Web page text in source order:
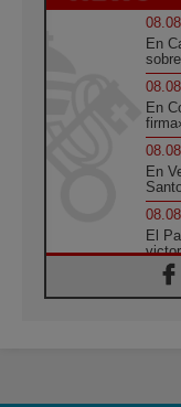
En
En
En
El
León